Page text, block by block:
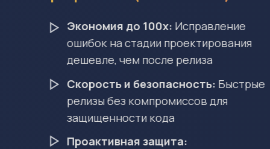
Проактивная защита:
а не боремся с последствиями
релизы без компромиссов для
защищенности кода